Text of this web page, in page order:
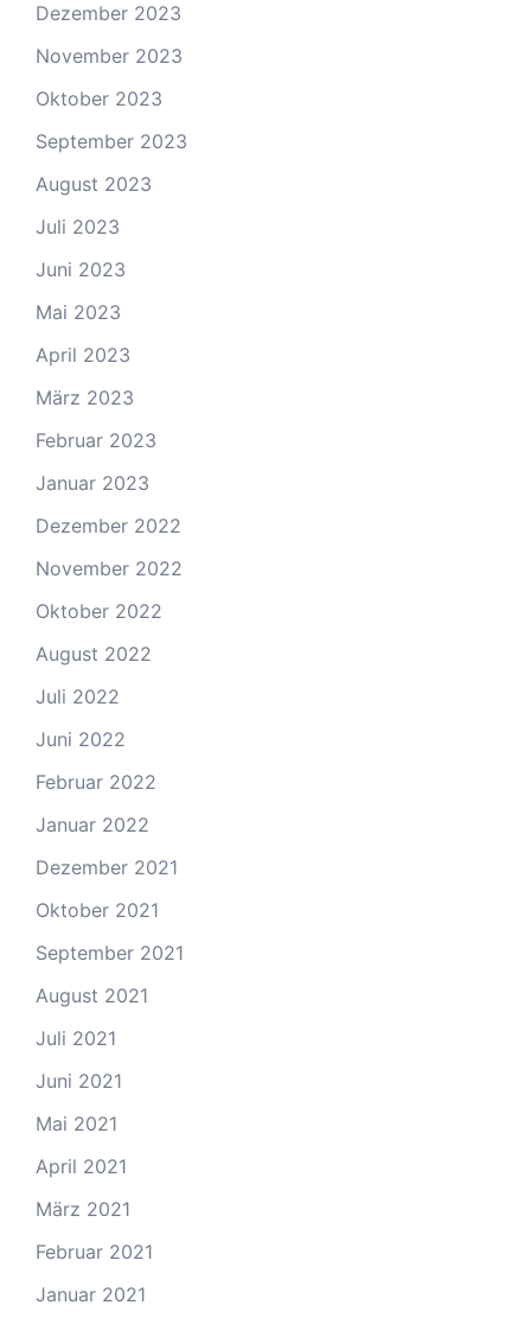
Dezember 2023
November 2023
Oktober 2023
September 2023
August 2023
Juli 2023
Juni 2023
Mai 2023
April 2023
März 2023
Februar 2023
Januar 2023
Dezember 2022
November 2022
Oktober 2022
August 2022
Juli 2022
Juni 2022
Februar 2022
Januar 2022
Dezember 2021
Oktober 2021
September 2021
August 2021
Juli 2021
Juni 2021
Mai 2021
April 2021
März 2021
Februar 2021
Januar 2021